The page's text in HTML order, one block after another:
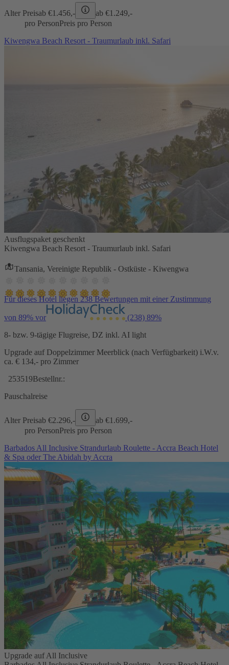
Alter Preisab €1.456,- ab €1.249,-
pro PersonPreis pro Person
Kiwengwa Beach Resort - Traumurlaub inkl. Safari
Ausflugspaket geschenkt
Kiwengwa Beach Resort - Traumurlaub inkl. Safari
Tansania, Vereinigte Republik - Ostküste - Kiwengwa
Für dieses Hotel liegen 238 Bewertungen mit einer Zustimmung
von 89% vor (238) 89%
8- bzw. 9-tägige Flugreise, DZ inkl. AI light
Upgrade auf Doppelzimmer Meerblick (nach Verfügbarkeit) i.W.v.
ca. € 134,- pro Zimmer
253519Bestellnr.:
Pauschalreise
Alter Preisab €2.296,- ab €1.699,-
pro PersonPreis pro Person
Barbados All Inclusive Strandurlaub Roulette - Accra Beach Hotel
& Spa oder The Abidah by Accra
Upgrade auf All Inclusive